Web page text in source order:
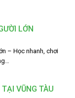
LỚN
– Học nhanh, chơi
VŨNG TÀU